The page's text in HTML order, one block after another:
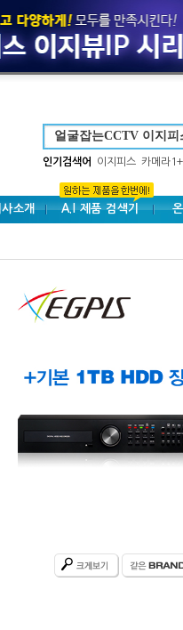
인기검색어 이지피스 카메라
사소개 A.I 제품 검색기